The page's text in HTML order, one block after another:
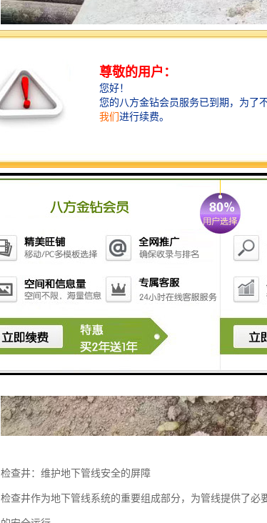
检查井：维护地下管线安全的屏障
检查井作为地下管线系统的重要组成部分，为管线提供了